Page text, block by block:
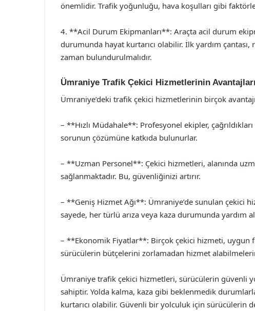
önemlidir. Trafik yoğunluğu, hava koşulları gibi
4. **Acil Durum Ekipmanları**: Araçta acil durum
durumunda hayat kurtarıcı olabilir. İlk yardım
zaman bulundurulmalıdır.
Ümraniye Trafik Çekici Hizmetlerinin Avantajları
Ümraniye’deki trafik çekici hizmetlerinin birçok
– **Hızlı Müdahale**: Profesyonel ekipler,
sorunun çözümüne katkıda bulunurlar.
– **Uzman Personel**: Çekici hizmetleri, alanında
sağlanmaktadır. Bu, güvenliğinizi artırır.
– **Geniş Hizmet Ağı**: Ümraniye’de sunulan çekici
sayede, her türlü arıza veya kaza durumunda yardım
– **Ekonomik Fiyatlar**: Birçok çekici hizmeti, uygun
sürücülerin bütçelerini zorlamadan hizmet
Ümraniye trafik çekici hizmetleri, sürücülerin güvenli
sahiptir. Yolda kalma, kaza gibi beklenmedik
kurtarıcı olabilir. Güvenli bir yolculuk için sürücülerin